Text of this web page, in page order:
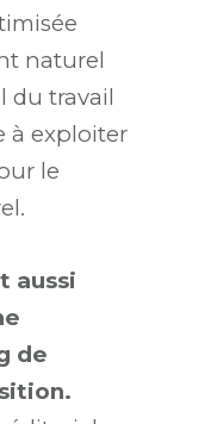
naturel
du travail
à exploiter
le
aussi
de